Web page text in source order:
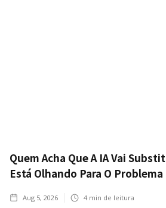
Quem Acha Que A IA Vai
Está Olhando Para O
Aug 5, 2026 4 min de leitura